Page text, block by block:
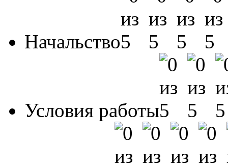
Начальство
Условия работы